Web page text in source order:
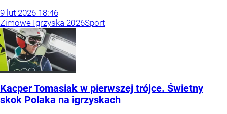
9 lut 2026 18:46
Zimowe Igrzyska 2026Sport
Kacper Tomasiak w pierwszej trójce. Świetny
skok Polaka na igrzyskach